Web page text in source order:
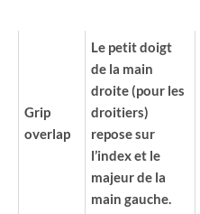
Grip
overlap
Le petit doigt
de la main
droite (pour les
droitiers)
repose sur
l’index et le
majeur de la
main gauche.